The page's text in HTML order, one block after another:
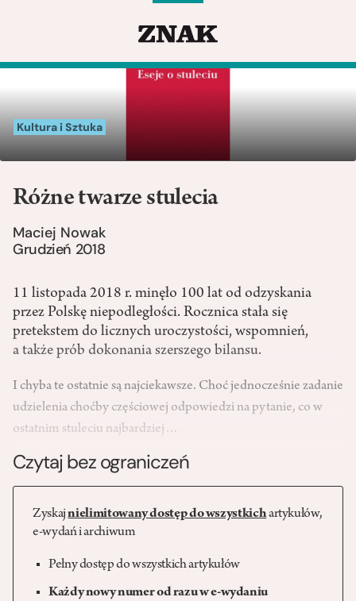
Kultura i Sztuka
Różne twarze stulecia
Maciej Nowak
Grudzień 2018
11 listopada 2018 r. minęło 100 lat od odzyskania
przez Polskę niepodległości. Rocznica stała się
pretekstem do licznych uroczystości, wspomnień,
a także prób dokonania szerszego bilansu.
I chyba te ostatnie są najciekawsze. Choć jednocześnie zadanie
udzielenia choćby częściowej odpowiedzi na pytanie, co w
ostatnim stuleciu najbardziej…
Czytaj bez ograniczeń
Zyskajnielimitowany dostęp do wszystkichartykułów,
e-wydań i archiwum
Pełny dostęp do wszystkich artykułów
Każdy nowy numer od razu w e-wydaniu